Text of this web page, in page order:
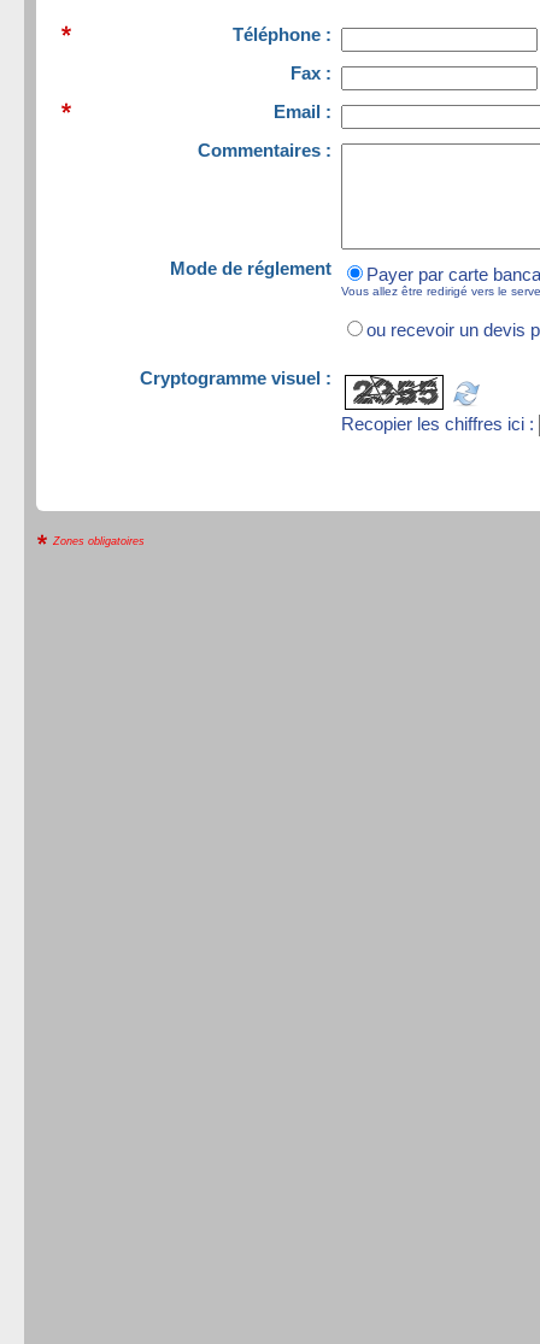
Téléphone :
Fax :
Email :
Commentaires :
Mode de réglement Payer par carte
Vous allez être redirigé vers le
ou recevoir un devis
Cryptogramme visuel :
Recopier les chiffres ici :
Zones obligatoires